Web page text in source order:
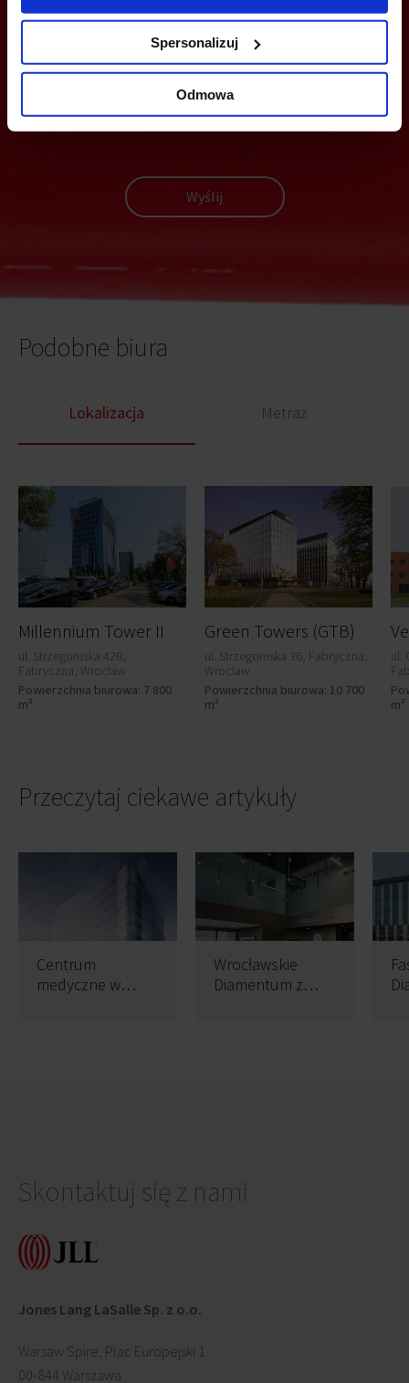
Spersonalizuj
Odmowa
MOŻESZ TEŻ ZOSTAWIĆ SWÓJ NUMER, A MY SKONTAKTUJEMY SIĘ
Wyślij
Podobne biura
Lokalizacja Metraż
Millennium Tower II
ul. Strzegomska 42B,
Fabryczna, Wrocław
Powierzchnia biurowa: 7 800
m²
Green Towers (GTB)
ul. Strzegomska 36, Fabryczna,
Wrocław
Powierzchnia biurowa: 10 700
m²
ul.
m²
Przeczytaj ciekawe artykuły
Centrum
medyczne w
Wrocławskie
Diamentum z
Skontaktuj się z nami
Jones Lang LaSalle Sp. z o.o.
Warsaw Spire, Plac Europejski 1
00-844 Warszawa